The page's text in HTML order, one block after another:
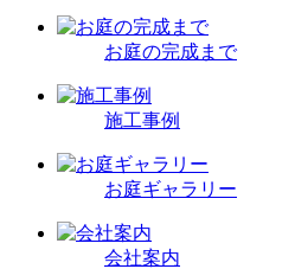
お庭の完成まで
施工事例
お庭ギャラリー
会社案内